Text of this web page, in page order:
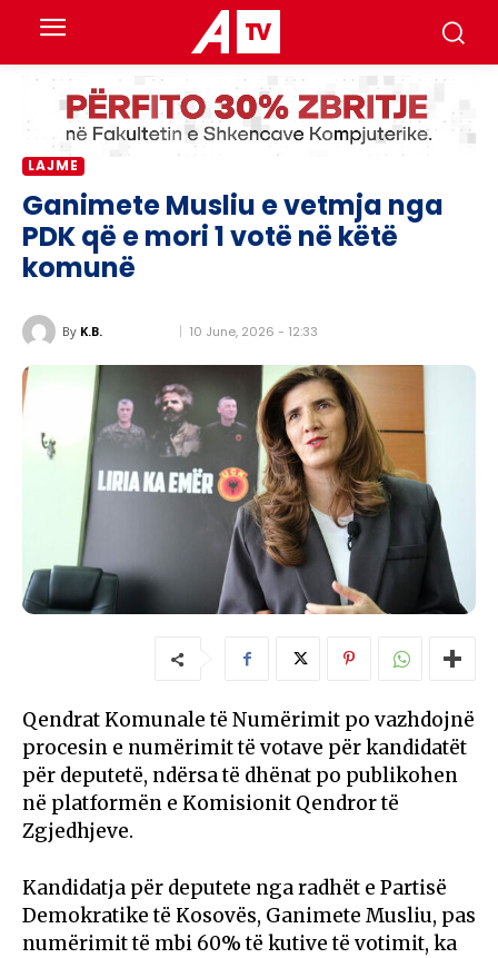
LAJME
Ganimete Musliu e vetmja nga
PDK që e mori 1 votë në këtë
komunë
By K.B. 10 June, 2026 - 12:33
Qendrat Komunale të Numërimit po vazhdojnë
procesin e numërimit të votave për kandidatët
për deputetë, ndërsa të dhënat po publikohen
në platformën e Komisionit Qendror të
Zgjedhjeve.
Kandidatja për deputete nga radhët e Partisë
Demokratike të Kosovës, Ganimete Musliu, pas
numërimit të mbi 60% të kutive të votimit, ka